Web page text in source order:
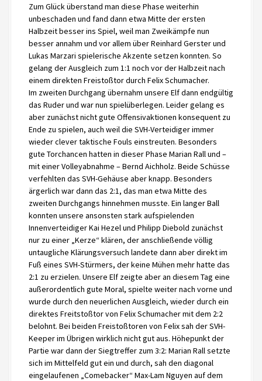
Zum Glück überstand man diese Phase weiterhin
unbeschaden und fand dann etwa Mitte der ersten
Halbzeit besser ins Spiel, weil man Zweikämpfe nun
besser annahm und vor allem über Reinhard Gerster und
Lukas Marzari spielerische Akzente setzen konnten. So
gelang der Ausgleich zum 1:1 noch vor der Halbzeit nach
einem direkten Freistoßtor durch Felix Schumacher.
Im zweiten Durchgang übernahm unsere Elf dann endgültig
das Ruder und war nun spielüberlegen. Leider gelang es
aber zunächst nicht gute Offensivaktionen konsequent zu
Ende zu spielen, auch weil die SVH-Verteidiger immer
wieder clever taktische Fouls einstreuten. Besonders
gute Torchancen hatten in dieser Phase Marian Rall und –
mit einer Volleyabnahme – Bernd Aichholz. Beide Schüsse
verfehlten das SVH-Gehäuse aber knapp. Besonders
ärgerlich war dann das 2:1, das man etwa Mitte des
zweiten Durchgangs hinnehmen musste. Ein langer Ball
konnten unsere ansonsten stark aufspielenden
Innenverteidiger Kai Hezel und Philipp Diebold zunächst
nur zu einer „Kerze“ klären, der anschließende völlig
untaugliche Klärungsversuch landete dann aber direkt im
Fuß eines SVH-Stürmers, der keine Mühen mehr hatte das
2:1 zu erzielen. Unsere Elf zeigte aber an diesem Tag eine
außerordentlich gute Moral, spielte weiter nach vorne und
wurde durch den neuerlichen Ausgleich, wieder durch ein
direktes Freitstoßtor von Felix Schumacher mit dem 2:2
belohnt. Bei beiden Freistoßtoren von Felix sah der SVH-
Keeper im Übrigen wirklich nicht gut aus. Höhepunkt der
Partie war dann der Siegtreffer zum 3:2: Marian Rall setzte
sich im Mittelfeld gut ein und durch, sah den diagonal
eingelaufenen „Comebacker“ Max-Lam Nguyen auf dem